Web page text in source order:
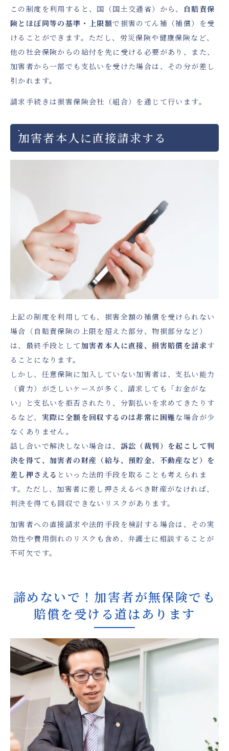
この制度を利用すると、国（国土交通省）から、
自賠責保
険とほぼ同等の基準・上限額で損害のてん補（補償）を受
けることができます。ただし、労災保険や健康保険など、
他の社会保険からの給付を先に受ける必要があり、また、
加害者から一部でも支払いを受けた場合は、その分が差し
引かれます。
請求手続きは損害保険会社（組合）を通じて行います。
加害者本人に直接請求する
上記の制度を利用しても、損害全額の補償を受けられない
場合（自賠責保険の上限を超えた部分、物損部分など）
は、最終手段として加害者本人に直接、損害賠償を請求す
ることになります。
しかし、任意保険に加入していない加害者は、支払い能力
（資力）が乏しいケースが多く、請求しても「お金がな
い」と支払いを拒否されたり、分割払いを求めてきたりす
るなど、 実際に全額を回収するのは非常に困難な場合が少
なくありません。
話し合いで解決しない場合は、 訴訟（裁判）を起こして判
決を得て、加害者の財産（給与、預貯金、不動産など）を
差し押さえる といった法的手段を取ることも考えられま
す。ただし、加害者に差し押さえるべき財産がなければ、
判決を得ても回収できないリスクがあります。
加害者への直接請求や法的手段を検討する場合は、その実
効性や費用倒れのリスクも含め、弁護士に相談することが
不可欠です。
諦めないで！加害者が無保険でも
賠償を受ける道はあります